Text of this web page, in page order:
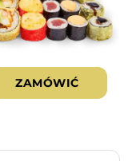
ZAMÓWIĆ